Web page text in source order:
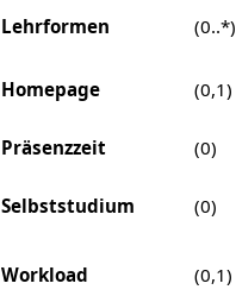
Lehrformen (0..*)
Homepage (0,1)
Präsenzzeit (0)
Selbststudium (0)
Workload (0,1)